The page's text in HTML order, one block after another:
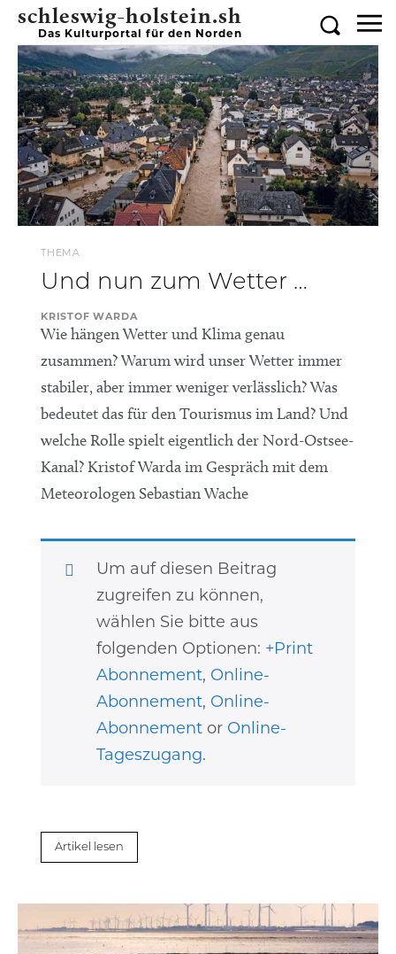
schleswig-holstein.sh
Das Kulturportal für den Norden
THEMA
Und nun zum Wetter …
KRISTOF WARDA
Wie hängen Wetter und Klima genau
zusammen? Warum wird unser Wetter immer
stabiler, aber immer weniger verlässlich? Was
bedeutet das für den Tourismus im Land? Und
welche Rolle spielt eigentlich der Nord-Ostsee-
Kanal? Kristof Warda im Gespräch mit dem
Meteorologen Sebastian Wache
Um auf diesen Beitrag
zugreifen zu können,
wählen Sie bitte aus
folgenden Optionen: +Print
Abonnement, Online-
Abonnement, Online-
Abonnement or Online-
Tageszugang.
Artikel lesen